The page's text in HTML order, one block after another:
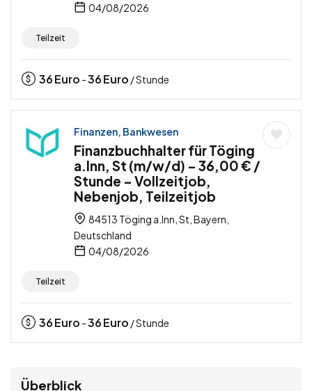
04/08/2026
Teilzeit
36Euro -36Euro / Stunde
Finanzen, Bankwesen
Finanzbuchhalter für Töging
a.Inn, St (m/w/d) – 36,00 € /
Stunde – Vollzeitjob,
Nebenjob, Teilzeitjob
84513 Töging a.Inn, St, Bayern,
Deutschland
04/08/2026
Teilzeit
36Euro -36Euro / Stunde
Überblick